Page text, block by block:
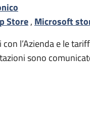
Store, Microsoft
l’Azienda e le
sono